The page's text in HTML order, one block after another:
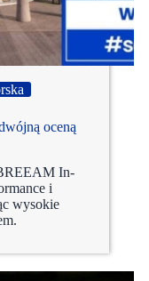
oceną
In-
i
wysokie